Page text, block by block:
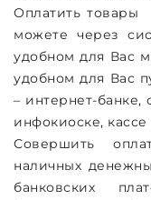
Оплатить
можете через
удобном для Вас
удобном для Вас
– интернет-
инфокиоске,
Совершить
наличных
банковских